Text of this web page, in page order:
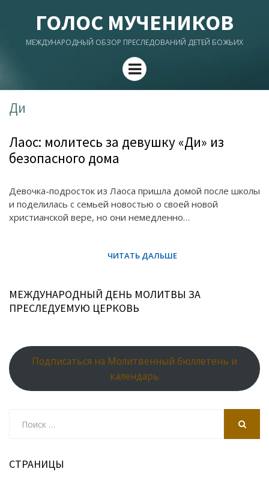
ГОЛОС МУЧЕНИКОВ
МЕЖДУНАРОДНЫЙ ОБЗОР ПРЕСЛЕДОВАНИЙ ДЕТЕЙ БОЖЬИХ
Menu
Ди
Лаос: молитесь за девушку «Ди» из
безопасного дома
Девочка-подросток из Лаоса пришла домой после школы
и поделилась с семьей новостью о своей новой
христианской вере, но они немедленно…
МЕЖДУНАРОДНЫЙ ДЕНЬ МОЛИТВЫ ЗА
ПРЕСЛЕДУЕМУЮ ЦЕРКОВЬ
Подписаться на Молитвенный бюллетень и
календарь
СТРАНИЦЫ